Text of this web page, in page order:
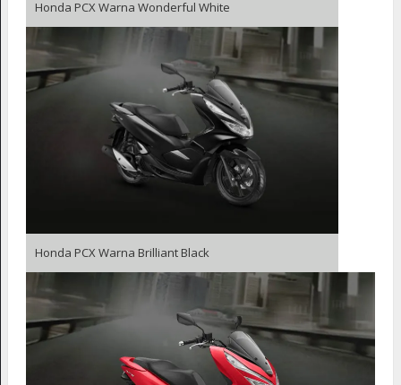
Honda PCX Warna Wonderful White
Honda PCX Warna Brilliant Black